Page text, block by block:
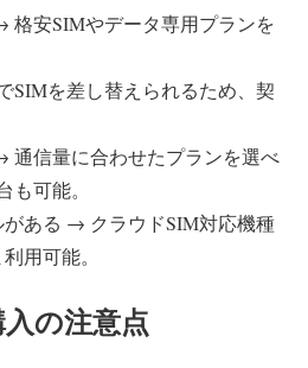
格安SIMやデータ専用プランを
SIMを差し替えられるため、契
通信量に合わせたプランを選べ
も可能。
ある → クラウドSIM対応機種
用可能。
の注意点